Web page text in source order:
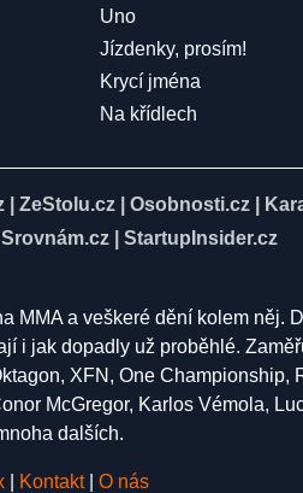
Uno
Jízdenky, prosím!
Krycí jména
Na křídlech
ZeStolu.cz Osobnosti.cz
Srovnám.cz StartupInsider.cz
MMA a veškeré dění kolem něj.
i jak dopadly už proběhlé.
XFN, One Championship,
McGregor, Karlos Vémola,
dalších.
Kontakt O nás